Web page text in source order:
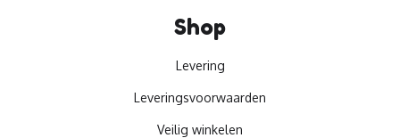
Shop
Levering
Leveringsvoorwaarden
Veilig winkelen